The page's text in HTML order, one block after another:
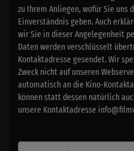
zu Ihrem Anliegen, wofür Sie uns
Einverständnis geben. Auch
wir Sie in dieser Angelegenheit
Daten werden verschlüsselt
Kontaktadresse gesendet. Wir
Zweck nicht auf unseren
automatisch an die Kino-
können statt dessen natürlich
unsere Kontaktadresse